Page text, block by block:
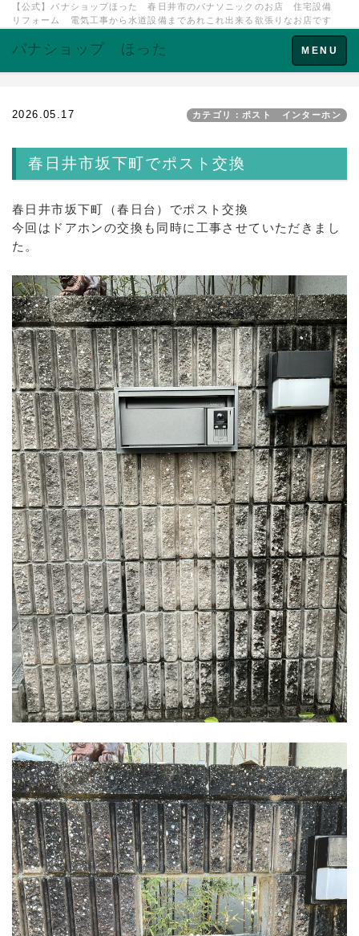
【公式】パナショップほった 春日井市のパナソニックのお店 住宅設備
リフォーム 電気工事から水道設備まであれこれ出来る欲張りなお店です
Toggle
navigation
MENU
パナショップ ほった
2026.05.17 カテゴリ：ポスト インターホン
春日井市坂下町でポスト交換
春日井市坂下町（春日台）でポスト交換
今回はドアホンの交換も同時に工事させていただきまし
た。